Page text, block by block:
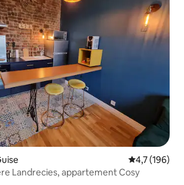
Évaluation
4,7 (196)
Landrecies, appartement Cosy